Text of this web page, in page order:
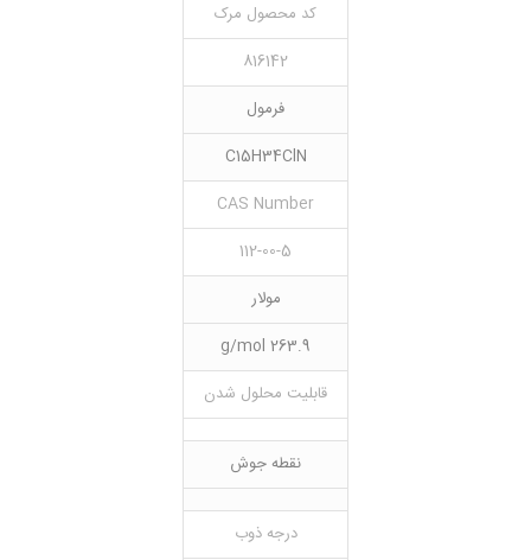
کد محصول مرک
816142
فرمول
C15H34ClN
CAS Number
112-00-5
مولار
263.9 g/mol
قابلیت محلول شدن
نقطه جوش
درجه ذوب